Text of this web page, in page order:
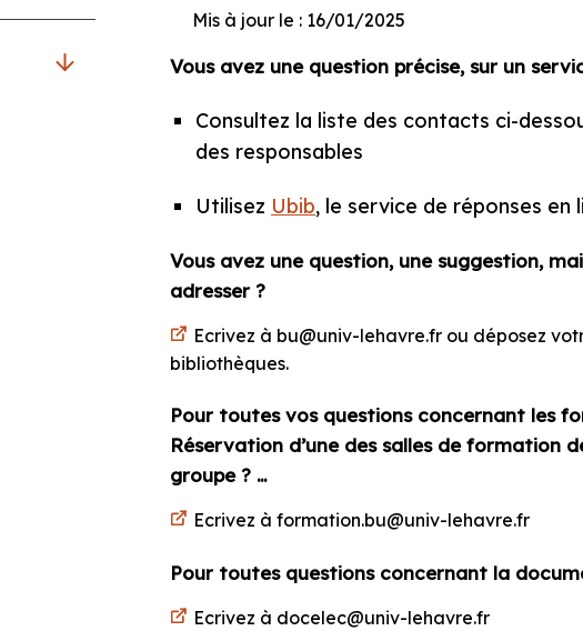
Mis à jour le : 16/01/2025
Vous avez une question précise, sur un
Consultez la liste des contacts ci-
des responsables
Utilisez Ubib, le service de réponses en
Vous avez une question, une suggestion,
adresser ?
Ecrivez à bu@univ-lehavre.frou déposez
bibliothèques.
Pour toutes vos questions concernant les
Réservation d’une des salles de formation
groupe ? …
Ecrivez à formation.bu@univ-lehavre.fr
Pour toutes questions concernant la
Ecrivez à docelec@univ-lehavre.fr